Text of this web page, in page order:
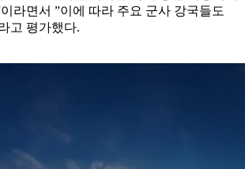
라면서 ”이에 따라 주요 군사 강국들도
고 평가했다.